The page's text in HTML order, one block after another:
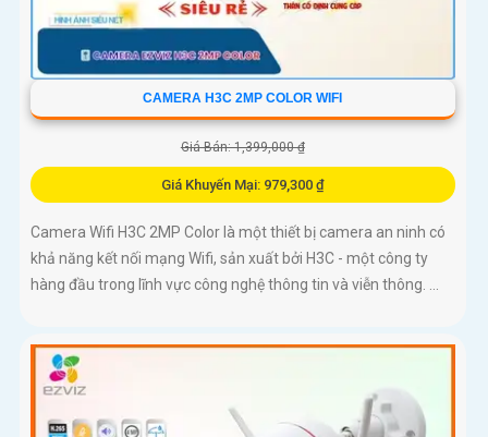
CAMERA H3C 2MP COLOR WIFI
Giá Bán: 1,399,000 ₫
Giá Khuyến Mại: 979,300 ₫
Camera Wifi H3C 2MP Color là một thiết bị camera an ninh có
khả năng kết nối mạng Wifi, sản xuất bởi H3C - một công ty
hàng đầu trong lĩnh vực công nghệ thông tin và viễn thông. ...